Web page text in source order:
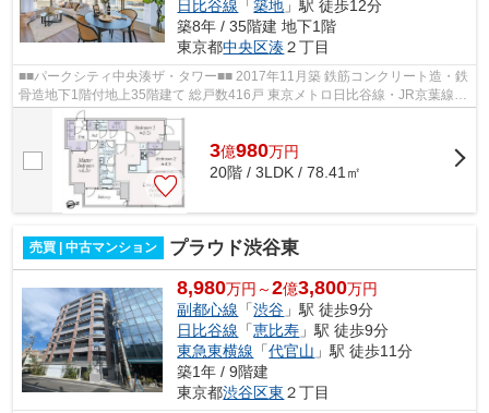
日比谷線 「築地 」駅 徒歩12分
築8年 / 35階建 地下1階
東京都中央区湊２丁目
■■パークシティ中央湊ザ・タワー■■ 2017年11月築 鉄筋コンクリート造・鉄
骨造地下1階付地上35階建て 総戸数416戸 東京メトロ日比谷線・JR京葉線
3億980万円
20階 / 3LDK / 78.41㎡
売買 | 中古マンション プラウド渋谷東
8,980万円～2億3,800万円
副都心線 「渋谷 」駅 徒歩9分
日比谷線 「恵比寿 」駅 徒歩9分
東急東横線 「代官山 」駅 徒歩11分
築1年 / 9階建
東京都渋谷区東 ２丁目